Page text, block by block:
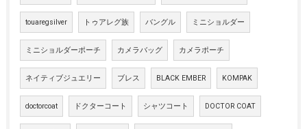
touaregsilver トゥアレグ族 バングル ミニショルダー
ミニショルダーポーチ カメラバッグ カメラポーチ
ネイティブジュエリー ブレス BLACK EMBER KOMPAK
doctorcoat ドクターコート シャツコート DOCTOR COAT